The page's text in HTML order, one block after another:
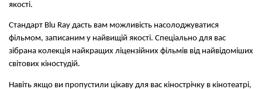
якості.
Стандарт Blu Ray дасть вам можливість насолоджуватися
фільмом, записаним у найвищій якості. Спеціально для вас
зібрана колекція найкращих ліцензійних фільмів від найвідоміших
світових кіностудій.
Навіть якщо ви пропустили цікаву для вас кінострічку в кінотеатрі,